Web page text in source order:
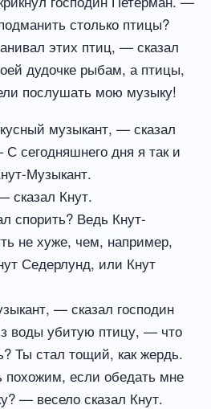
столько птицы?
этих птиц, — сказал
дудочке рыбам, а птицы,
послушать мою музыку!
музыкант, — сказал
сегодняшнего дня я так и
Музыкант.
сказал Кнут.
спорить? Ведь Кнут-
не хуже, чем, например,
Седерлунд, или Кнут
— сказал господин
воды убитую птицу, — что
Ты стал тощий, как жердь.
если обедать мне
— весело сказал Кнут.